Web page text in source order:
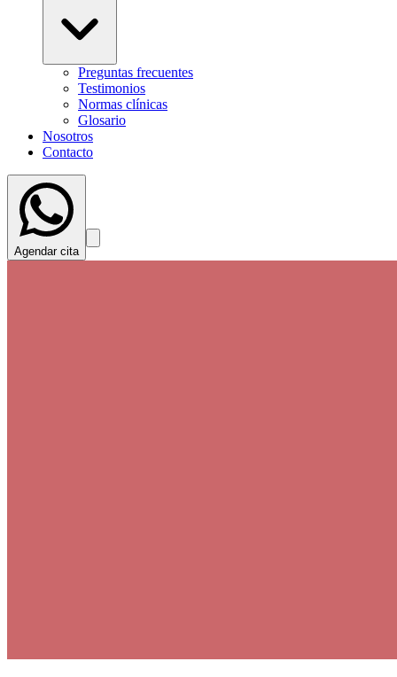
Preguntas frecuentes
Testimonios
Normas clínicas
Glosario
Nosotros
Contacto
Agendar cita